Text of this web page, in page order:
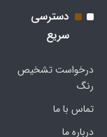
دسترسی
سریع
درخواست تشخیص
رنگ
تماس با ما
درباره ما